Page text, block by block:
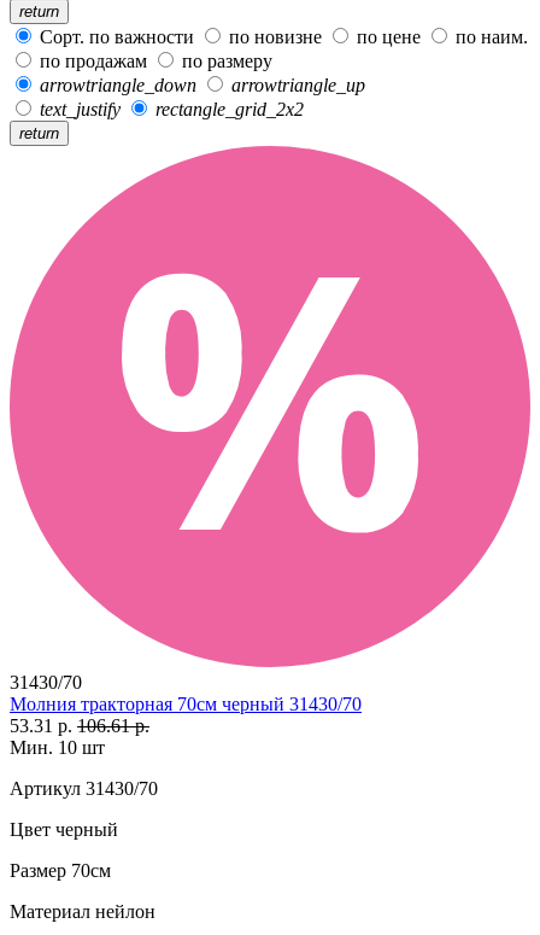
return
Сорт. по важности по новизне по цене
по наим.
по продажам
по размеру
arrowtriangle_down
arrowtriangle_up
text_justify
rectangle_grid_2x2
return
31430/70
Молния тракторная 70см черный 31430/70
53.31 р. 106.61 р.
Мин. 10 шт
Артикул 31430/70
Цвет черный
Размер 70см
Материал нейлон